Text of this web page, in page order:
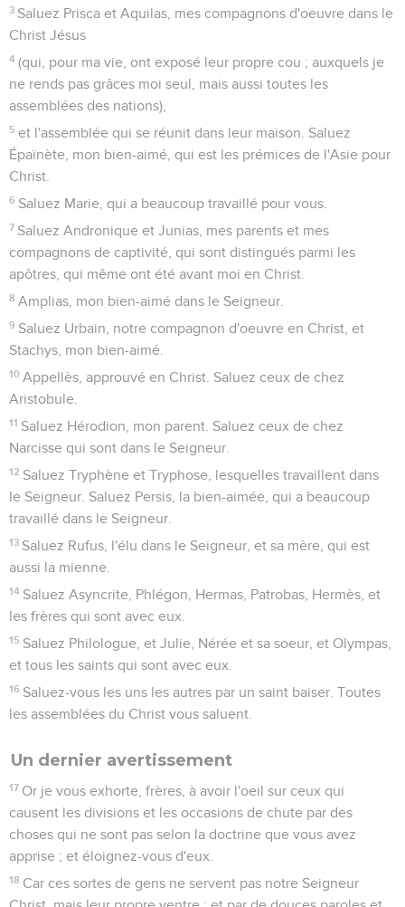
3 Saluez Prisca et Aquilas, mes compagnons d'oeuvre dans le
Christ Jésus
4 (qui, pour ma vie, ont exposé leur propre cou ; auxquels je
ne rends pas grâces moi seul, mais aussi toutes les
assemblées des nations),
5 et l'assemblée qui se réunit dans leur maison. Saluez
Épaïnète, mon bien-aimé, qui est les prémices de l'Asie pour
Christ.
6 Saluez Marie, qui a beaucoup travaillé pour vous.
7 Saluez Andronique et Junias, mes parents et mes
compagnons de captivité, qui sont distingués parmi les
apôtres, qui même ont été avant moi en Christ.
8 Amplias, mon bien-aimé dans le Seigneur.
9 Saluez Urbain, notre compagnon d'oeuvre en Christ, et
Stachys, mon bien-aimé.
10 Appellès, approuvé en Christ. Saluez ceux de chez
Aristobule.
11 Saluez Hérodion, mon parent. Saluez ceux de chez
Narcisse qui sont dans le Seigneur.
12 Saluez Tryphène et Tryphose, lesquelles travaillent dans
le Seigneur. Saluez Persis, la bien-aimée, qui a beaucoup
travaillé dans le Seigneur.
13 Saluez Rufus, l'élu dans le Seigneur, et sa mère, qui est
aussi la mienne.
14 Saluez Asyncrite, Phlégon, Hermas, Patrobas, Hermès, et
les frères qui sont avec eux.
15 Saluez Philologue, et Julie, Nérée et sa soeur, et Olympas,
et tous les saints qui sont avec eux.
16 Saluez-vous les uns les autres par un saint baiser. Toutes
les assemblées du Christ vous saluent.
Un dernier avertissement
17 Or je vous exhorte, frères, à avoir l'oeil sur ceux qui
causent les divisions et les occasions de chute par des
choses qui ne sont pas selon la doctrine que vous avez
apprise ; et éloignez-vous d'eux.
18 Car ces sortes de gens ne servent pas notre Seigneur